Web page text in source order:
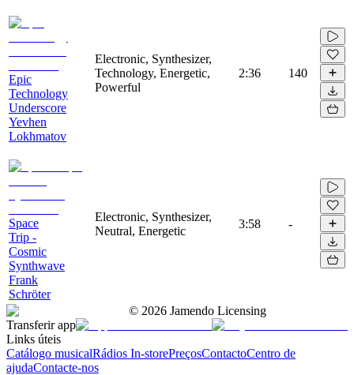
Epic
Technology
Underscore
Yevhen
Lokhmatov
Electronic, Synthesizer,
Technology, Energetic,
Powerful
2:36 140
Space
Trip -
Cosmic
Synthwave
Frank
Schröter
Electronic, Synthesizer,
Neutral, Energetic
3:58 -
© 2026 Jamendo Licensing
Transferir app
Links úteis
Catálogo musicalRádios In-storePreçosContactoCentro de
ajudaContacte-nos